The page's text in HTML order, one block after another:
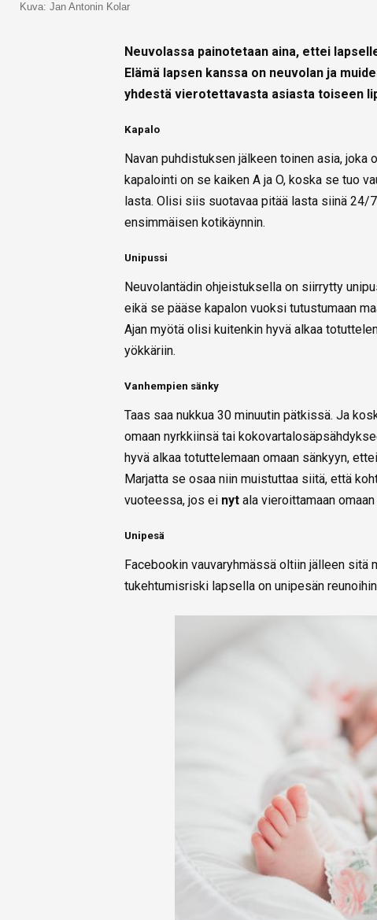
Kuva: Jan Antonin Kolar
Neuvolassa painotetaan aina, ettei
Elämä lapsen kanssa on neuvolan ja
yhdestä vierotettavasta asiasta toiseen
Kapalo
Navan puhdistuksen jälkeen toinen asia,
kapalointi on se kaiken A ja O, koska se tuo
lasta. Olisi siis suotavaa pitää lasta siinä 24/
ensimmäisen kotikäynnin.
Unipussi
Neuvolantädin ohjeistuksella on siirrytty
eikä se pääse kapalon vuoksi tutustumaan
Ajan myötä olisi kuitenkin hyvä alkaa
yökkäriin.
Vanhempien sänky
Taas saa nukkua 30 minuutin pätkissä. Ja
omaan nyrkkiinsä tai
hyvä alkaa totuttelemaan omaan sänkyyn,
Marjatta se osaa niin muistuttaa siitä, että
vuoteessa, jos ei nyt ala vieroittamaan
Unipesä
Facebookin vauvaryhmässä oltiin jälleen
tukehtumisriski lapsella on unipesän